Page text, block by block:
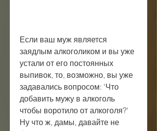
Если ваш муж является
заядлым алкоголиком и вы уже
устали от его постоянных
выпивок, то, возможно, вы уже
задавались вопросом: 'Что
добавить мужу в алкоголь
чтобы воротило от алкоголя?'
Ну что ж, дамы, давайте не